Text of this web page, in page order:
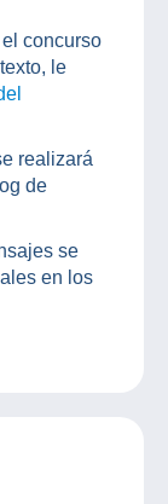
concurso
le
realizará
de
se
en los